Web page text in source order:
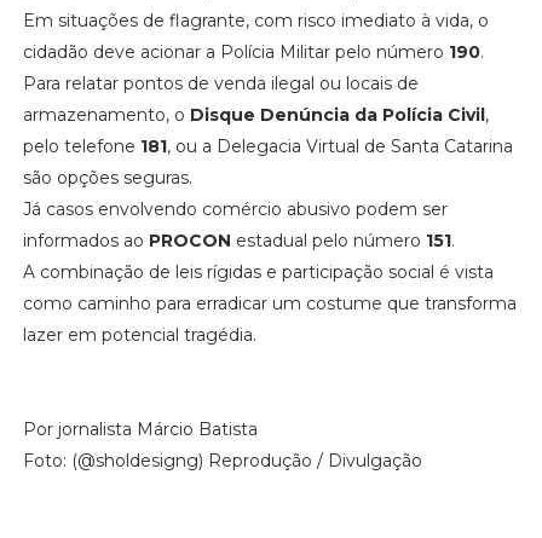
Em situações de flagrante, com risco imediato à vida, o
cidadão deve acionar a Polícia Militar pelo número 190.
Para relatar pontos de venda ilegal ou locais de
armazenamento, o Disque Denúncia da Polícia Civil,
pelo telefone 181, ou a Delegacia Virtual de Santa Catarina
são opções seguras.
Já casos envolvendo comércio abusivo podem ser
informados ao PROCON estadual pelo número 151.
A combinação de leis rígidas e participação social é vista
como caminho para erradicar um costume que transforma
lazer em potencial tragédia.
Por jornalista Márcio Batista
Foto: (@sholdesigng) Reprodução / Divulgação